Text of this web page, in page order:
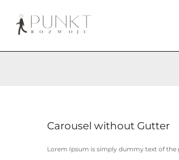
Carousel without Gutter
Lorem Ipsum is simply dummy text of the